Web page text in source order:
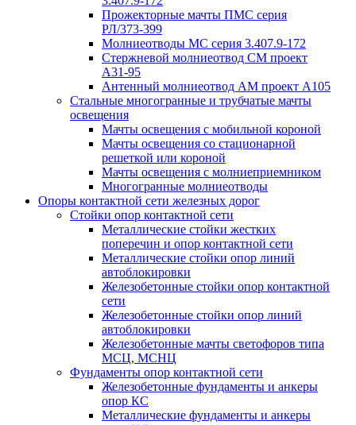
Прожекторные мачты ПМС серия
РЛ/373-399
Молниеотводы МС серия 3.407.9-172
Стержневой молниеотвод СМ проект
А31-95
Антенный молниеотвод АМ проект А105
Стальные многогранные и трубчатые мачты
освещения
Мачты освещения с мобильной короной
Мачты освещения со стационарной
решеткой или короной
Мачты освещения с молниеприемником
Многогранные молниеотводы
Опоры контактной сети железных дорог
Стойки опор контактной сети
Металлические стойки жестких
поперечин и опор контактной сети
Металлические стойки опор линий
автоблокировки
Железобетонные стойки опор контактной
сети
Железобетонные стойки опор линий
автоблокировки
Железобетонные мачты светофоров типа
МСЦ, МСНЦ
Фундаменты опор контактной сети
Железобетонные фундаменты и анкеры
опор КС
Металлические фундаменты и анкеры